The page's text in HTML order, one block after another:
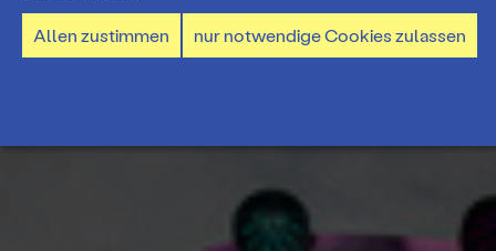
Spielplan
Spielzeiteröffnung
Tickets und Abos
Ticketpreise & Saalplan
Mitmachen
Allen zustimmen nur notwendige Cookies zulassen